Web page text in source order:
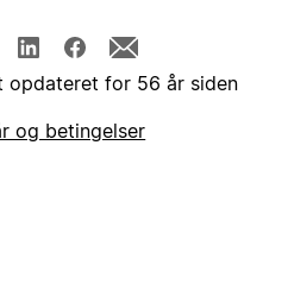
opdateret for 56 år siden
og betingelser